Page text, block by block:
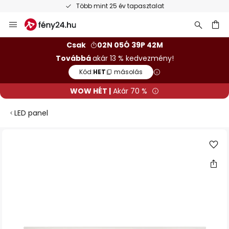
Több mint 25 év tapasztalat
Ugrás
a
Csak
02N 05Ó 39P 42M
Továbbáakár 13 % kedvezmény!
Kód:HET másolás
WOW HÉT | Akár 70 %
LED panel